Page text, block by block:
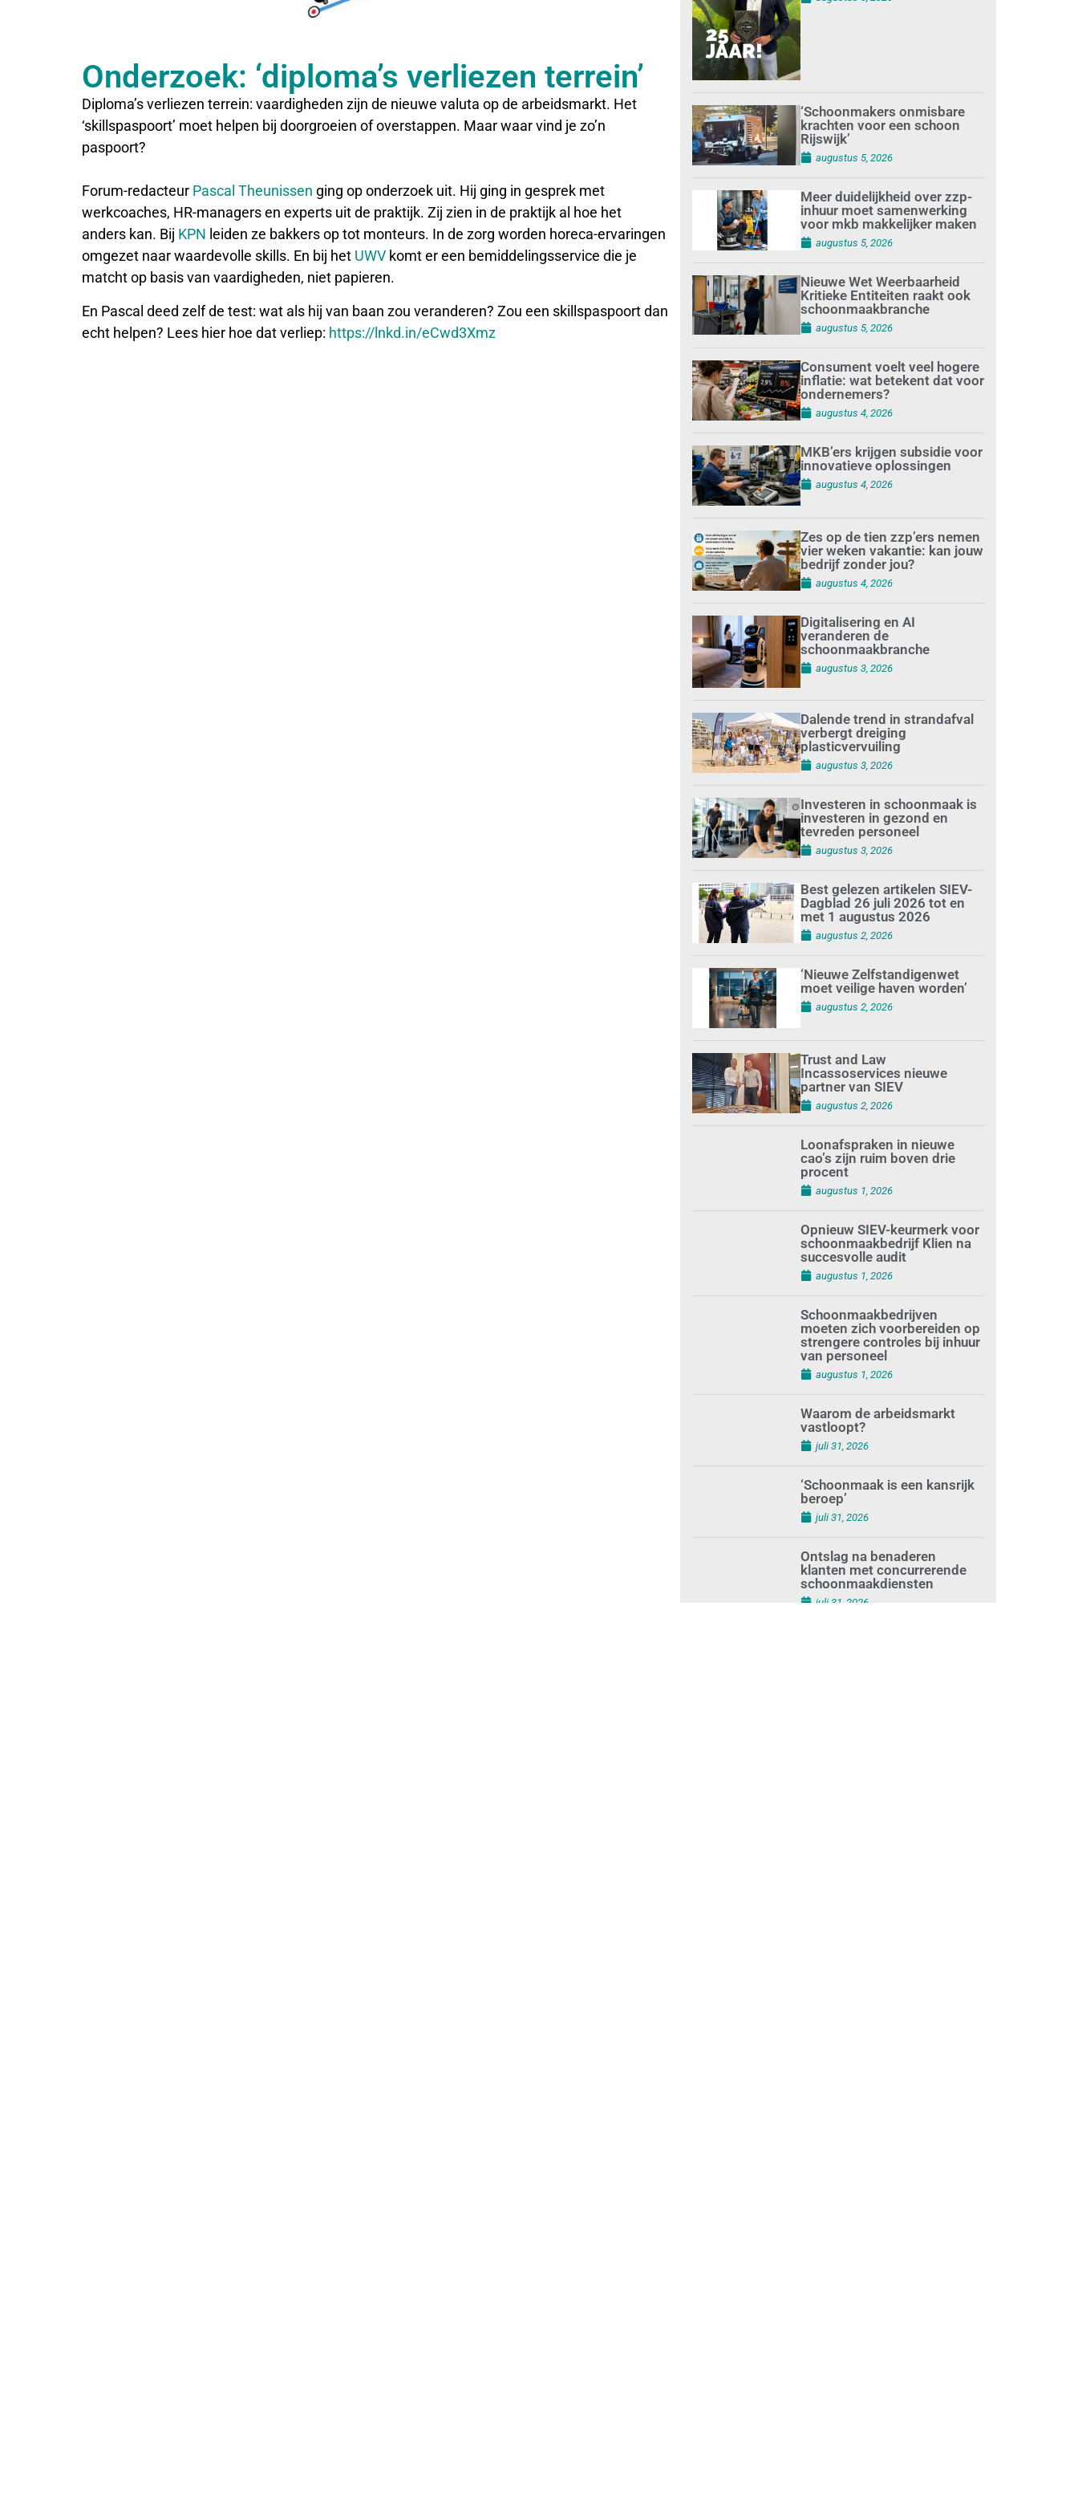
Onderzoek: ‘diploma’s verliezen terrein’
Diploma’s verliezen terrein: vaardig­heden zijn de nieuwe valuta op de arbeidsmarkt. Het
‘skillspaspoort’ moet helpen bij doorgroeien of overstappen. Maar waar vind je zo’n
paspoort?
Forum-redacteur Pascal Theunissen ging op onderzoek uit. Hij ging in gesprek met
werkcoaches, HR-managers en experts uit de praktijk. Zij zien in de praktijk al hoe het
anders kan. Bij KPN leiden ze bakkers op tot monteurs. In de zorg worden horeca-ervaringen
omgezet naar waardevolle skills. En bij het UWV komt er een bemiddelingsservice die je
matcht op basis van vaardigheden, niet papieren.
En Pascal deed zelf de test: wat als hij van baan zou veranderen? Zou een skillspaspoort dan
echt helpen? Lees hier hoe dat verliep: https://lnkd.in/eCwd3Xmz
‘Schoonmakers onmisbare
krachten voor een schoon
Rijswijk’
augustus 5, 2026
Meer duidelijkheid over zzp-
inhuur moet samenwerking
voor mkb makkelijker maken
augustus 5, 2026
Nieuwe Wet Weerbaarheid
Kritieke Entiteiten raakt ook
schoonmaakbranche
augustus 5, 2026
Consument voelt veel hogere
inflatie: wat betekent dat voor
ondernemers?
augustus 4, 2026
MKB’ers krijgen subsidie voor
innovatieve oplossingen
augustus 4, 2026
Zes op de tien zzp’ers nemen
vier weken vakantie: kan jouw
bedrijf zonder jou?
augustus 4, 2026
Digitalisering en AI
veranderen de
schoonmaakbranche
augustus 3, 2026
Dalende trend in strandafval
verbergt dreiging
plasticvervuiling
augustus 3, 2026
Investeren in schoonmaak is
investeren in gezond en
tevreden personeel
augustus 3, 2026
Best gelezen artikelen SIEV-
Dagblad 26 juli 2026 tot en
met 1 augustus 2026
augustus 2, 2026
‘Nieuwe Zelfstandigenwet
moet veilige haven worden’
augustus 2, 2026
Trust and Law
Incassoservices nieuwe
partner van SIEV
augustus 2, 2026
Loonafspraken in nieuwe
cao’s zijn ruim boven drie
procent
augustus 1, 2026
Opnieuw SIEV-keurmerk voor
schoonmaakbedrijf Klien na
succesvolle audit
augustus 1, 2026
Schoonmaakbedrijven
moeten zich voorbereiden op
strengere controles bij inhuur
van personeel
augustus 1, 2026
Waarom de arbeidsmarkt
vastloopt?
juli 31, 2026
‘Schoonmaak is een kansrijk
beroep’
juli 31, 2026
Ontslag na benaderen
klanten met concurrerende
schoonmaakdiensten
juli 31, 2026